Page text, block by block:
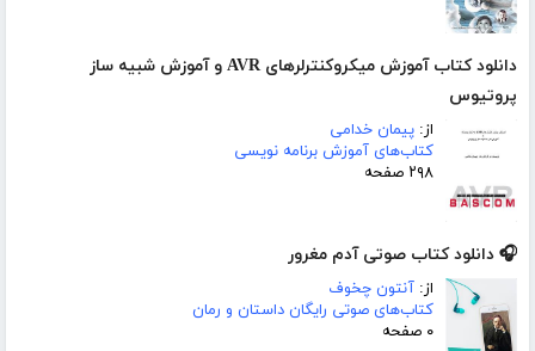
دانلود کتاب آموزش میکروکنترلرهای AVR و آموزش شبیه ساز
پروتیوس
از: پیمان خدامی
کتاب‌های آموزش برنامه نویسی
۲۹۸ صفحه
🎧 دانلود کتاب صوتی آدم مغرور
از: آنتون چخوف
کتاب‌های صوتی رایگان داستان و رمان
۰ صفحه